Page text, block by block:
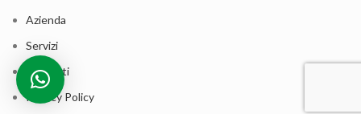
Azienda
Servizi
Contatti
Privacy Policy